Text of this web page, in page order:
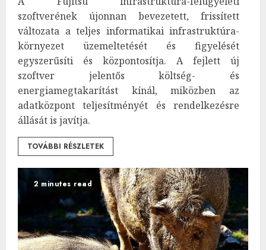
szoftverének újonnan bevezetett, frissített
változata a teljes informatikai infrastruktúra-
környezet üzemeltetését és figyelését
egyszerűsíti és központosítja. A fejlett új
szoftver jelentős költség- és
energiamegtakarítást kínál, miközben az
adatközpont teljesítményét és rendelkezésre
állását is javítja.
TOVÁBBI RÉSZLETEK
2 minutes read